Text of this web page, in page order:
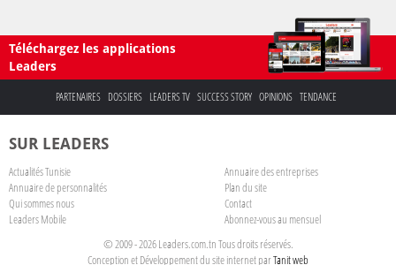
Téléchargez les applications
Leaders
PARTENAIRES DOSSIERS LEADERS TV SUCCESS STORY OPINIONS TENDANCE
SUR LEADERS
Actualités Tunisie
Annuaire des entreprises
Annuaire de personnalités
Plan du site
Qui sommes nous
Contact
Leaders Mobile
Abonnez-vous au mensuel
© 2009 - 2026 Leaders.com.tn Tous droits réservés.
Conception et Développement du site internet parTanit web